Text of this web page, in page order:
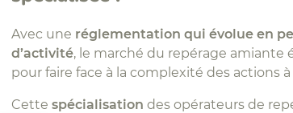
Avec une réglementation qui évolue en
d’activité, le marché du repérage amiante
pour faire face à la complexité des actions
Cette spécialisation des opérateurs de